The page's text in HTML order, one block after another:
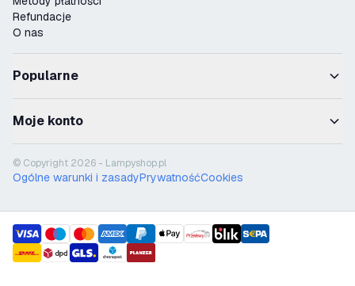
Refundacje
O nas
Popularne
Moje konto
© Copyright 2026 - Lampyshop.pl
Ogólne warunki i zasadyPrywatnośćCookies
payment methods
shipment methods